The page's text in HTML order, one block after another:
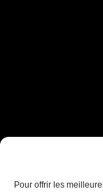
Pour offrir les